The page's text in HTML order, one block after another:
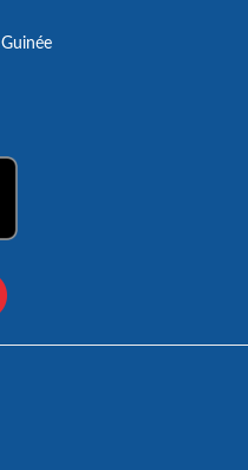
Guinée